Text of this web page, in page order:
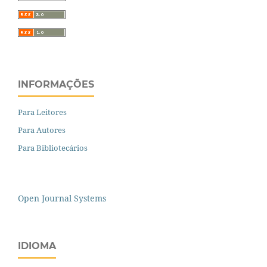
INFORMAÇÕES
Para Leitores
Para Autores
Para Bibliotecários
Open Journal Systems
IDIOMA